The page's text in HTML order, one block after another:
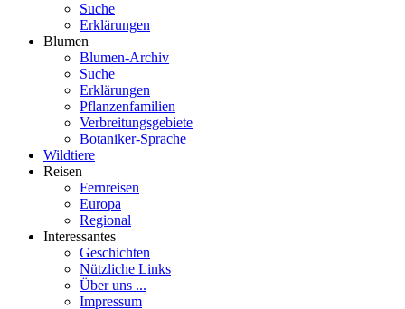
Suche
Erklärungen
Blumen
Blumen-Archiv
Suche
Erklärungen
Pflanzenfamilien
Verbreitungsgebiete
Botaniker-Sprache
Wildtiere
Reisen
Fernreisen
Europa
Regional
Interessantes
Geschichten
Nützliche Links
Über uns ...
Impressum